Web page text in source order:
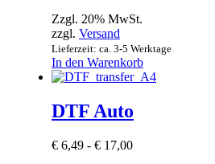
Zzgl. 20% MwSt.
zzgl. Versand
Lieferzeit: ca. 3-5 Werktage
In den Warenkorb
DTF Auto
€ 6,49 - € 17,00